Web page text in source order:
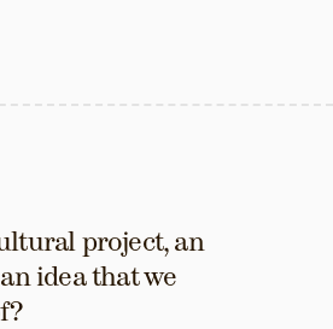
project, an
idea that we